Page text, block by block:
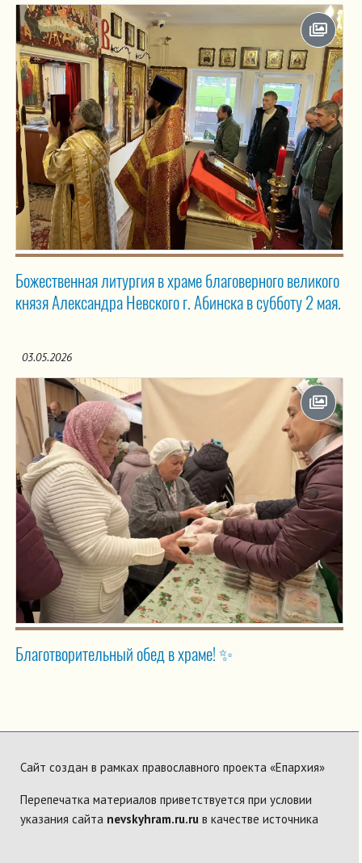
Божественная литургия в храме благоверного великого
князя Александра Невского г. Абинска в субботу 2 мая.
03.05.2026
Благотворительный обед в храме! ✨
Сайт создан в рамках православного проекта «Епархия»
Перепечатка материалов приветствуется при условии
указания сайта nevskyhram.ru.ru в качестве источника